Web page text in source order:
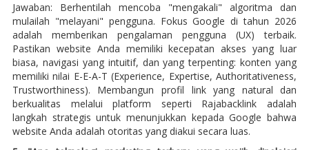
Jawaban: Berhentilah mencoba "mengakali" algoritma dan
mulailah "melayani" pengguna. Fokus Google di tahun 2026
adalah memberikan pengalaman pengguna (UX) terbaik.
Pastikan website Anda memiliki kecepatan akses yang luar
biasa, navigasi yang intuitif, dan yang terpenting: konten yang
memiliki nilai E-E-A-T (Experience, Expertise, Authoritativeness,
Trustworthiness). Membangun profil link yang natural dan
berkualitas melalui platform seperti Rajabacklink adalah
langkah strategis untuk menunjukkan kepada Google bahwa
website Anda adalah otoritas yang diakui secara luas.